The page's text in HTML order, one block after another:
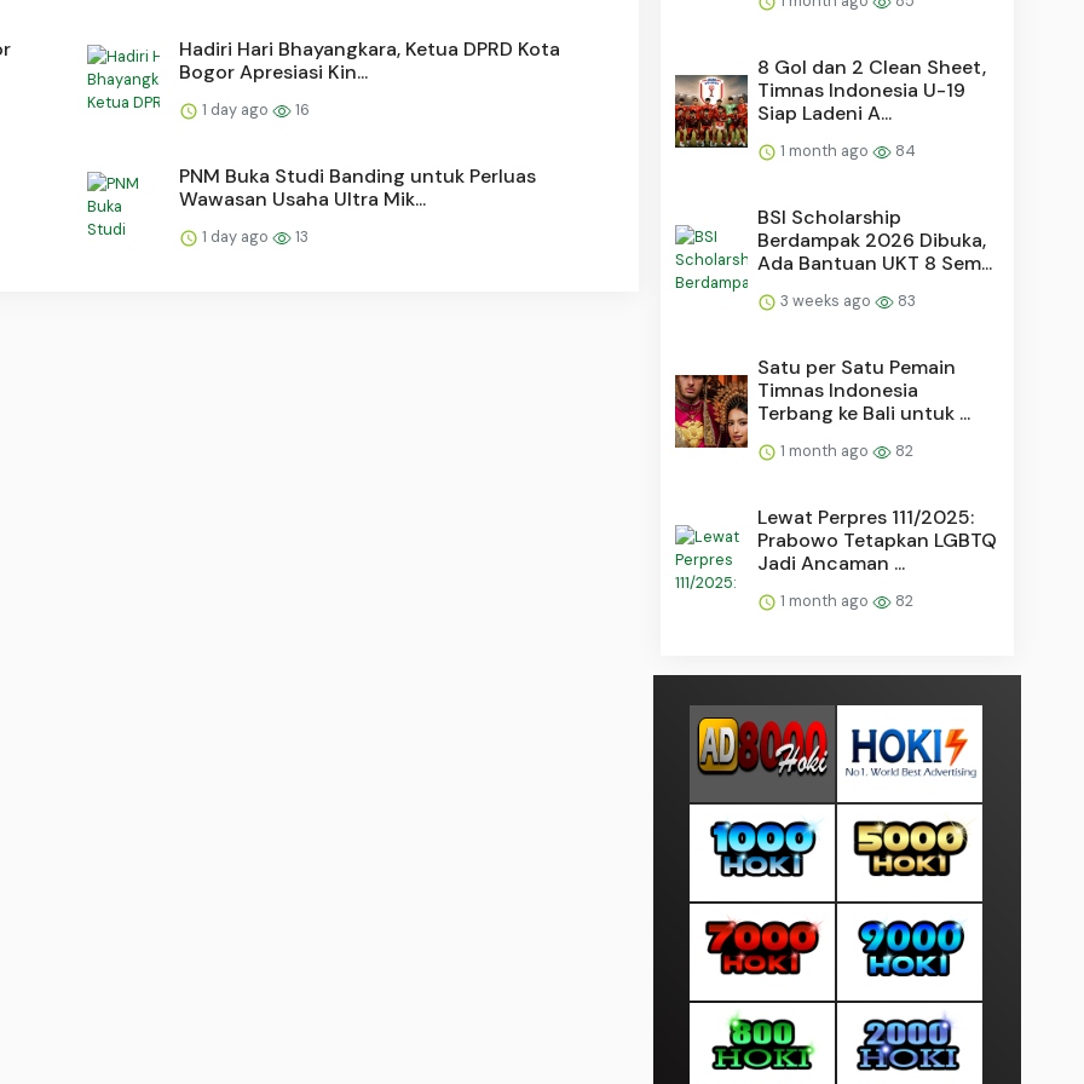
Hadiri Hari Bhayangkara, Ketua DPRD Kota
Bogor Apresiasi Kin...
1 day ago 16
PNM Buka Studi Banding untuk Perluas
Wawasan Usaha Ultra Mik...
1 day ago 13
8 Gol dan 2 Clean Sheet,
Timnas Indonesia U-19
Siap Ladeni A...
1 month ago 84
BSI Scholarship
Berdampak 2026 Dibuka,
Ada Bantuan UKT 8 Sem...
3 weeks ago 83
Satu per Satu Pemain
Timnas Indonesia
Terbang ke Bali untuk ...
1 month ago 82
Lewat Perpres 111/2025:
Prabowo Tetapkan LGBTQ
Jadi Ancaman ...
1 month ago 82